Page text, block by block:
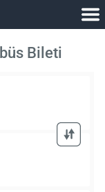
Bileti